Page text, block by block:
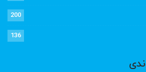
200
136